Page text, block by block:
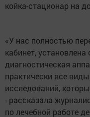
койка-стационар на
«У нас полностью
кабинет,
диагностическая
практически все
исследований,
- рассказала
по лечебной работе